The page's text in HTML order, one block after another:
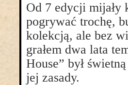
Od 7 edycji mijały
pogrywać trochę,
kolekcją, ale bez
grałem dwa lata
House” był
jej zasady.